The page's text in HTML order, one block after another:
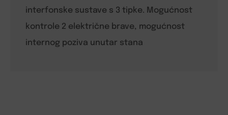
interfonske sustave s 3 tipke. Mogućnost
kontrole 2 električne brave, mogućnost
internog poziva unutar stana